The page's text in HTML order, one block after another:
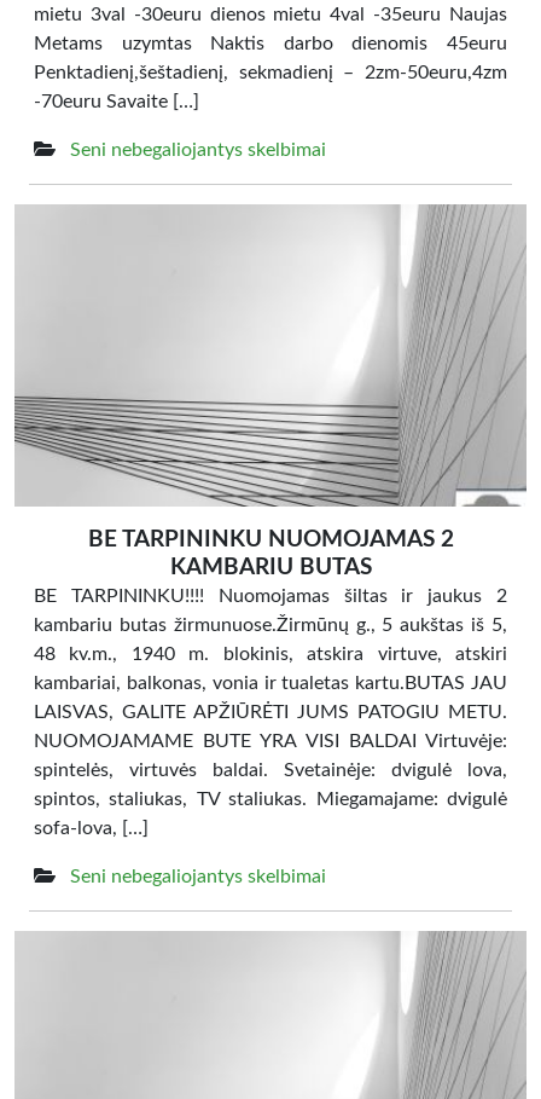
mietu 3val -30euru dienos mietu 4val -35euru Naujas
Metams uzymtas Naktis darbo dienomis 45euru
Penktadienį,šeštadienį, sekmadienį – 2zm-50euru,4zm
-70euru Savaite […]
Seni nebegaliojantys skelbimai
BE TARPININKU NUOMOJAMAS 2
KAMBARIU BUTAS
BE TARPININKU!!!! Nuomojamas šiltas ir jaukus 2
kambariu butas žirmunuose.Žirmūnų g., 5 aukštas iš 5,
48 kv.m., 1940 m. blokinis, atskira virtuve, atskiri
kambariai, balkonas, vonia ir tualetas kartu.BUTAS JAU
LAISVAS, GALITE APŽIŪRĖTI JUMS PATOGIU METU.
NUOMOJAMAME BUTE YRA VISI BALDAI Virtuvėje:
spintelės, virtuvės baldai. Svetainėje: dvigulė lova,
spintos, staliukas, TV staliukas. Miegamajame: dvigulė
sofa-lova, […]
Seni nebegaliojantys skelbimai